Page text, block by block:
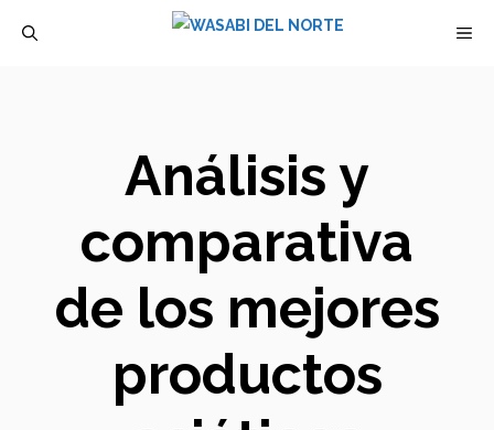
Análisis y
comparativa
de los mejores
productos